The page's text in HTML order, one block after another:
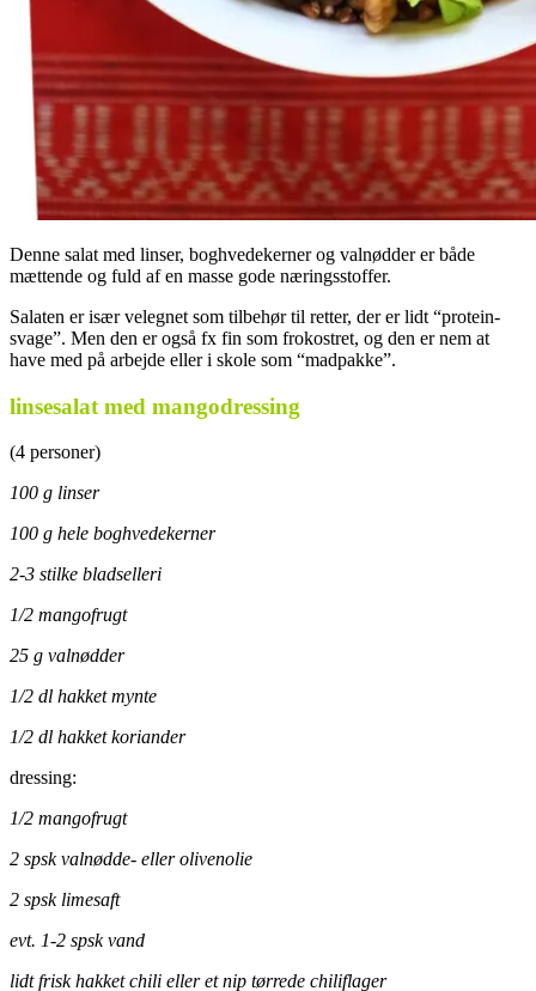
Denne salat med linser, boghvedekerner og valnødder er både
mættende og fuld af en masse gode næringsstoffer.
Salaten er især velegnet som tilbehør til retter, der er lidt “protein-
svage”. Men den er også fx fin som frokostret, og den er nem at
have med på arbejde eller i skole som “madpakke”.
linsesalat med mangodressing
(4 personer)
100 g linser
100 g hele boghvedekerner
2-3 stilke bladselleri
1/2 mangofrugt
25 g valnødder
1/2 dl hakket mynte
1/2 dl hakket koriander
dressing:
1/2 mangofrugt
2 spsk valnødde- eller olivenolie
2 spsk limesaft
evt. 1-2 spsk vand
lidt frisk hakket chili eller et nip tørrede chiliflager